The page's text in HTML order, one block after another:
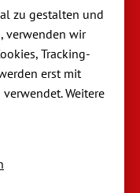
zu gestalten und
verwen­den wir
Tracking-
erst mit
Weitere